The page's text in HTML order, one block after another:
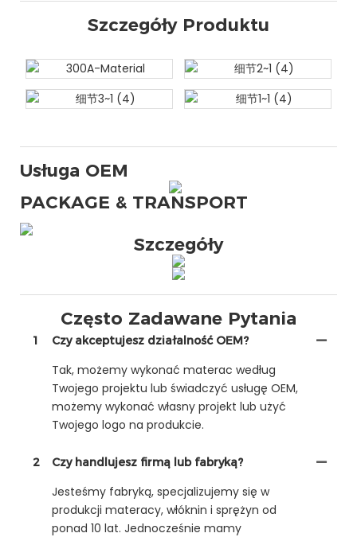
Szczegóły Produktu
Usługa OEM
PACKAGE & TRANSPORT
Szczegóły
Często Zadawane Pytania
1 Czy akceptujesz działalność OEM?
Tak, możemy wykonać materac według
Twojego projektu lub świadczyć usługę OEM,
możemy wykonać własny projekt lub użyć
Twojego logo na produkcie.
2 Czy handlujesz firmą lub fabryką?
Jesteśmy fabryką, specjalizujemy się w
produkcji materacy, włóknin i sprężyn od
ponad 10 lat. Jednocześnie mamy